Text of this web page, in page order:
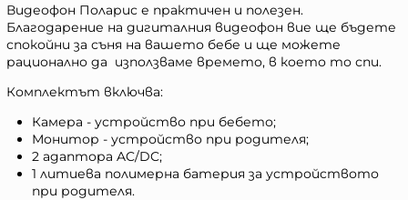
Видеофон Поларис е практичен и полезен.
Благодарение на дигиталния видеофон вие ще бъдете
спокойни за съня на вашето бебе и ще можете
рационално да използваме времето, в което то спи.
Комплектът включва:
Камера - устройство при бебето;
Монитор - устройство при родителя;
2 адаптора AC/DC;
1 литиева полимерна батерия за устройството
при родителя.